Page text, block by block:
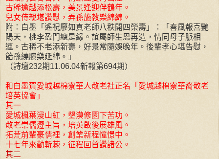
古稀逾越添松壽，美景逢迎伴鶴年。
兒女侍親堪讚慰，弄孫施教樂綿綿。
附：白墨「遙祝廖如真老師八秩開四榮壽」：「春風報喜艷
陽天，桃李盈門總是緣。誼屬師生恩再造，情同母子脈相
連。古稀不老添新壽，好景常隨娛晚年。後輩孝心堪告慰，
飴孫繞膝樂延綿。」
（詩壇232期11.06.04新報第694期）
和白墨賀愛城越棉寮華人敬老社正名「愛城越棉寮華裔敬老
培英協會」
其一
愛城楓葉漫山紅，墾漠修園下苦功。
敬老崇儒遵主旨，培英啟後展雄風。
拓荒前輩豪情裡，創業新程憧憬中。
十七年來勤斬棘，征程回首讚諸公。
其二